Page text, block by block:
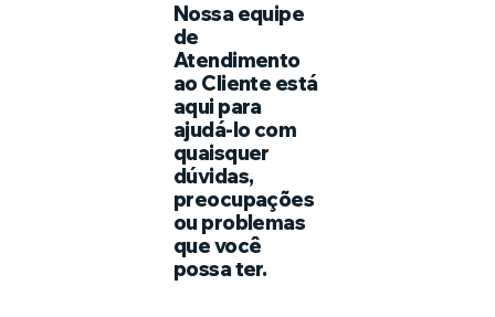
Nossa equipe
de
Atendimento
ao Cliente está
aqui para
ajudá-lo com
quaisquer
dúvidas,
preocupações
ou problemas
que você
possa ter.